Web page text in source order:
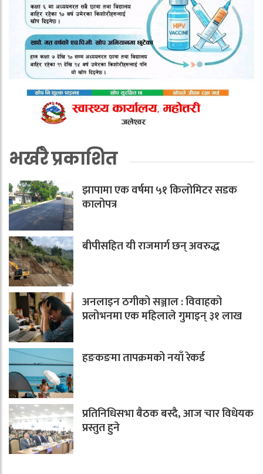
भर्खरै प्रकाशित
झापामा एक वर्षमा ५१ किलोमिटर सडक
कालोपत्र
बीपीसहित यी राजमार्ग छन् अवरुद्ध
अनलाइन ठगीको सञ्जाल : विवाहको
प्रलोभनमा एक महिलाले गुमाइन् ३१ लाख
हङकङमा तापक्रमको नयाँ रेकर्ड
प्रतिनिधिसभा बैठक बस्दै, आज चार विधेयक
प्रस्तुत हुने